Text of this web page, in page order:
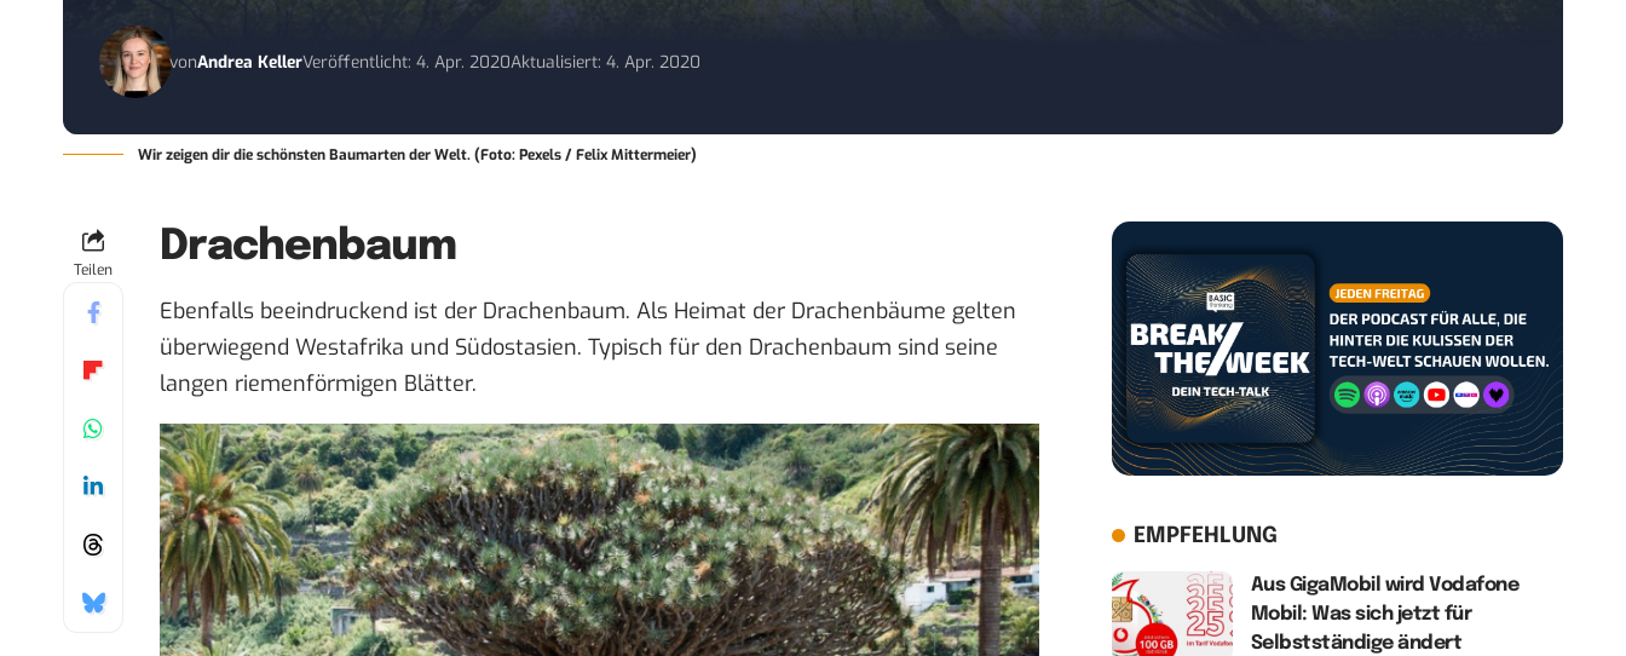
vonAndrea KellerVeröffentlicht: 4. Apr. 2020Aktualisiert: 4. Apr. 2020
Wir zeigen dir die schönsten Baumarten der Welt. (Foto: Pexels / Felix Mittermeier)
Teilen
Drachenbaum
Ebenfalls beeindruckend ist der Drachenbaum. Als Heimat der Drachenbäume gelten
überwiegend Westafrika und Südostasien. Typisch für den Drachenbaum sind seine
langen riemenförmigen Blätter.
EMPFEHLUNG
Aus GigaMobil wird Vodafone
Mobil: Was sich jetzt für
Selbstständige ändert